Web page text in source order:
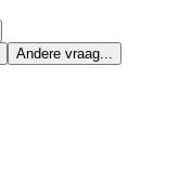
Andere vraag...